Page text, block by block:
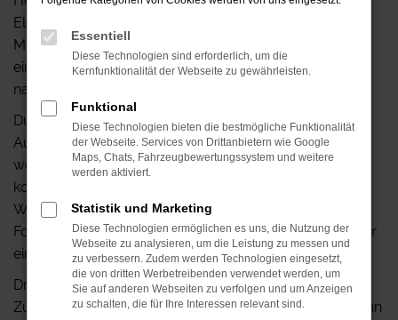
Elektromechaniker-Meister seine eigene Firma, ohne
Mitarbeiter und das in der damaligen DDR, wo es nicht
einfach war einer betrieblichen Selbständigkeit
nachzugehen.
Durch die gute Entwicklung und die vollen
Auftragsbücher musste ein größeres Objekt gesucht
werden, wo auch Mitarbeiter beschäftigt werden
konnten. Somit verlegte Herr Rühlemann 1986 die
Werkstatt nach Leipzig / Knautkleeberg in die
Fortunabadstraße und stellte die ersten zwei Mitarbeiter
ein.
Drei Jahre später, am 01. August 1990, begann die
Zusammenarbeit mit den Ford-Werken. Herr Rühlemann
Essentiell
Diese Technologien sind erforderlich, um die
Kernfunktionalität der Webseite zu gewährleisten.
Funktional
Diese Technologien bieten die bestmögliche Funktionalität
der Webseite. Services von Drittanbietern wie Google
Maps, Chats, Fahrzeugbewertungssystem und weitere
werden aktiviert.
Statistik und Marketing
Diese Technologien ermöglichen es uns, die Nutzung der
Webseite zu analysieren, um die Leistung zu messen und
zu verbessern. Zudem werden Technologien eingesetzt,
die von dritten Werbetreibenden verwendet werden, um
Sie auf anderen Webseiten zu verfolgen und um Anzeigen
zu schalten, die für Ihre Interessen relevant sind.